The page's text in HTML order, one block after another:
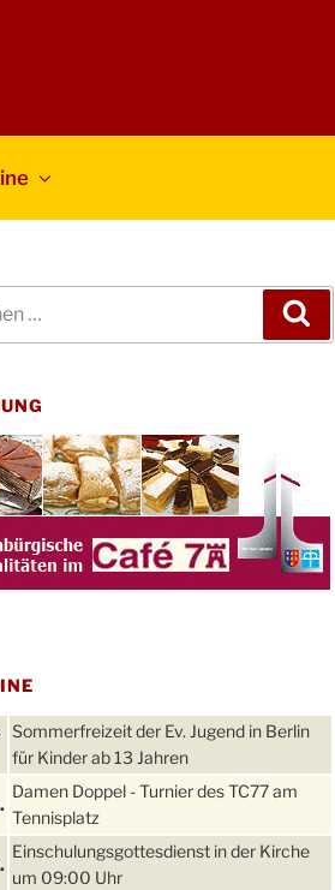
Sommerfreizeit der Ev. Jugend in Berlin
für Kinder ab 13 Jahren
Damen Doppel - Turnier des TC77 am
Tennisplatz
Einschulungsgottesdienst in der Kirche
um 09:00 Uhr